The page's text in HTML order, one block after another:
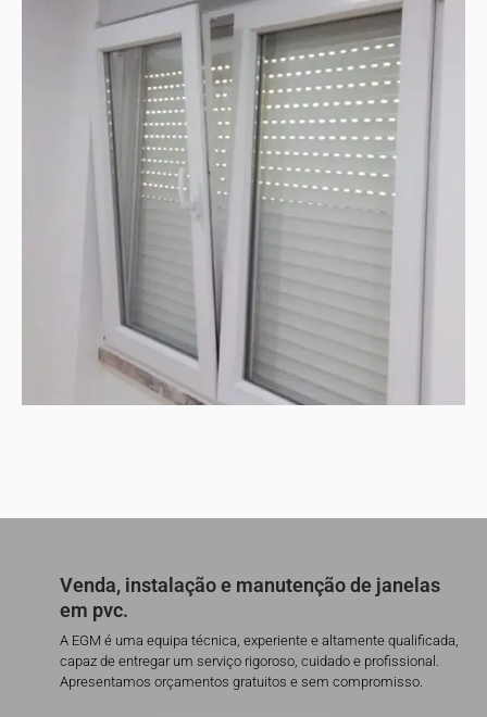
Venda, instalação e manutenção de janelas
em pvc.
A EGM é uma equipa técnica, experiente e altamente qualificada,
capaz de entregar um serviço rigoroso, cuidado e profissional.
Apresentamos orçamentos gratuitos e sem compromisso.